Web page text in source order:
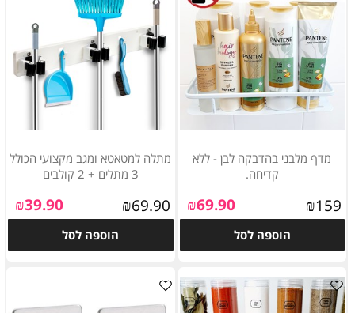
מדף מלבני בהדבקה לבן - ללא
קדיחה.
₪159
₪69.90
הוספה לסל
מתלה למטאטא ומגב מקצועי הכולל
3 מתלים + 2 קולבים
₪69.90
₪39.90
הוספה לסל